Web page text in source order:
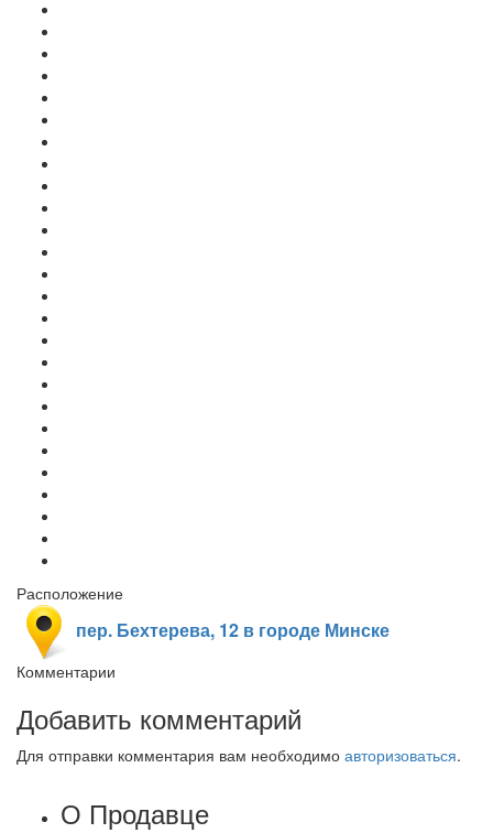
Расположение
пер. Бехтерева, 12 в городе Минске
Комментарии
Добавить комментарий
Для отправки комментария вам необходимо авторизоваться.
О Продавце